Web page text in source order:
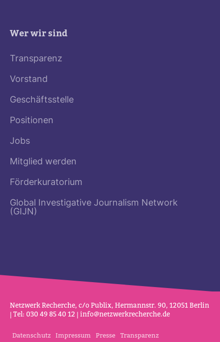
Wer wir sind
Transparenz
Vorstand
Geschäftsstelle
Positionen
Jobs
Mitglied werden
Förderkuratorium
Global Investigative Journalism Network
(GIJN)
Netz­werk Recherche, c/o Publix, Her­mannstr. 90, 12051 Berlin
| Tel: 030 49 85 40 12 | info@netz­werk­re­cherche.de
Datenschutz Impressum Presse Transparenz